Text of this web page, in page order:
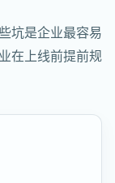
坑是企业最容易
在上线前提前规